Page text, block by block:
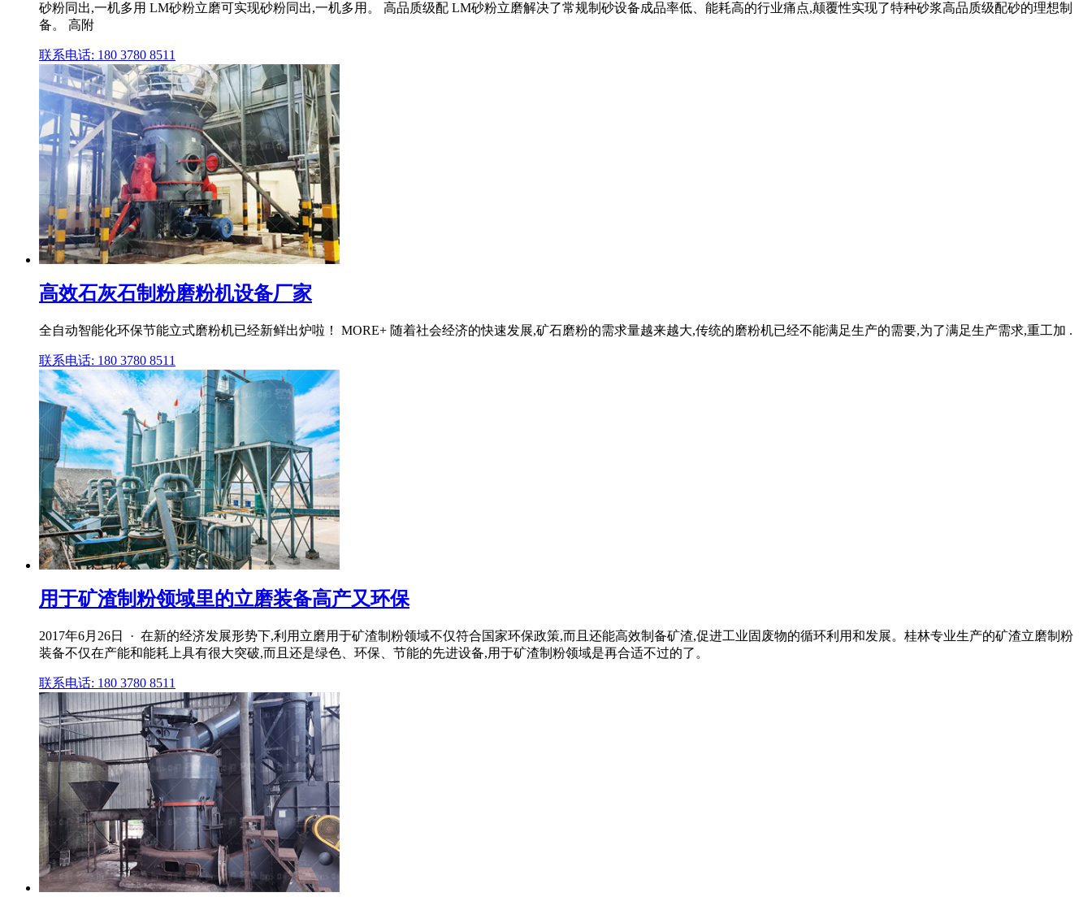
砂粉同出,一机多用 LM砂粉立磨可实现砂粉同出,一机多用。 高品质级配 LM砂粉立磨解决了常规制砂设备成品率低、能耗高的行业痛点,颠覆性实现了特种砂浆高品质级配砂的理想制
备。 高附
联系电话: 180 3780 8511
高效石灰石制粉磨粉机设备厂家
全自动智能化环保节能立式磨粉机已经新鲜出炉啦！ MORE+ 随着社会经济的快速发展,矿石磨粉的需求量越来越大,传统的磨粉机已经不能满足生产的需要,为了满足生产需求,重工加 .
联系电话: 180 3780 8511
用于矿渣制粉领域里的立磨装备高产又环保
2017年6月26日 · 在新的经济发展形势下,利用立磨用于矿渣制粉领域不仅符合国家环保政策,而且还能高效制备矿渣,促进工业固废物的循环利用和发展。桂林专业生产的矿渣立磨制粉
装备不仅在产能和能耗上具有很大突破,而且还是绿色、环保、节能的先进设备,用于矿渣制粉领域是再合适不过的了。
联系电话: 180 3780 8511